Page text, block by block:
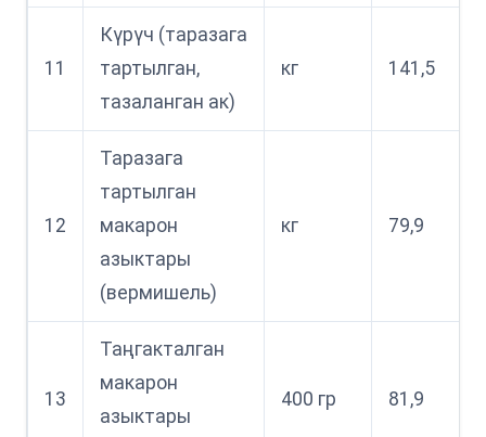
11
Күрүч (таразага
тартылган,
тазаланган ак)
кг 141,5
12
Таразага
тартылган
макарон
азыктары
(вермишель)
кг 79,9
13
Таңгакталган
макарон
азыктары
400 гр 81,9